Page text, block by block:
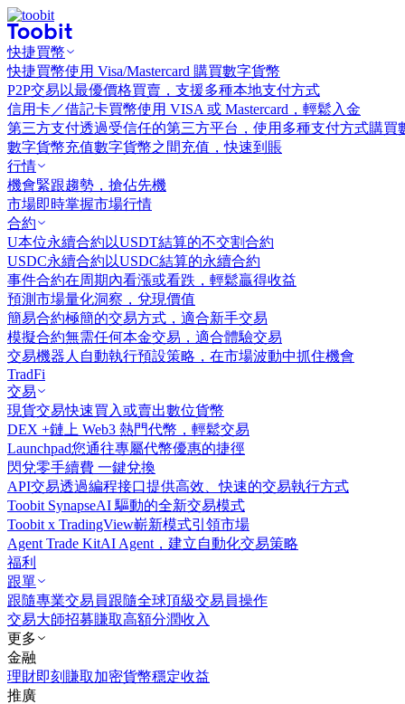
快捷買幣
快捷買幣使用 Visa/Mastercard 購買數字貨幣
P2P交易 以最優價格買賣，支援多種本地支付方式
信用卡／借記卡買幣使用 VISA 或 Mastercard，輕鬆入金
第三方支付透過受信任的第三方平台，使用多種支付方式購買
數字貨幣充值數字貨幣之間充值，快速到賬
行情
機會緊跟趨勢，搶佔先機
市場即時掌握市場行情
合約
U本位永續合約 以USDT結算的不交割合約
USDC永續合約 以USDC結算的永續合約
事件合約在周期內看漲或看跌，輕鬆贏得收益
預測市場量化洞察，兌現價值
簡易合約極簡的交易方式，適合新手交易
模擬合約無需任何本金交易，適合體驗交易
交易機器人 自動執行預設策略，在市場波動中抓住機會
TradFi
交易
現貨交易快速買入或賣出數位貨幣
DEX +鏈上 Web3 熱門代幣，輕鬆交易
Launchpad您通往專屬代幣優惠的捷徑
閃兌零手續費 一鍵兌換
API交易透過編程接口提供高效、快速的交易執行方式
Toobit SynapseAI 驅動的全新交易模式
Toobit x TradingView嶄新模式引領市場
Agent Trade KitAI Agent，建立自動化交易策略
福利
跟單
跟隨專業交易員跟隨全球頂級交易員操作
交易大師招募賺取高額分潤收入
更多
金融
理財即刻賺取加密貨幣穩定收益
推廣